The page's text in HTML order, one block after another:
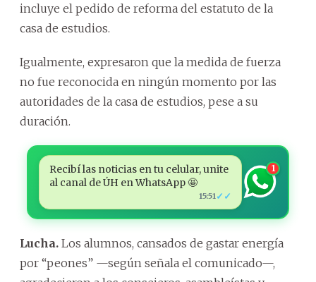
incluye el pedido de reforma del estatuto de la
casa de estudios.
Igualmente, expresaron que la medida de fuerza
no fue reconocida en ningún momento por las
autoridades de la casa de estudios, pese a su
duración.
Recibí las noticias en tu celular, unite
al canal de ÚH en WhatsApp 🤩
15:51 ✓✓
1
Lucha. Los alumnos, cansados de gastar energía
por “peones” —según señala el comunicado—,